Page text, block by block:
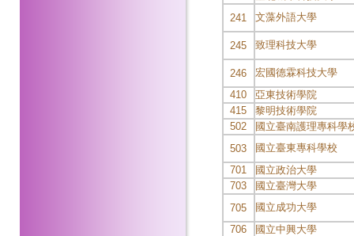
241
文藻外語大學
245 致理科技大學
246
宏國德霖科技大學
410
亞東技術學院
415
黎明技術學院
502
國立臺南護理專科學
503
國立臺東專科學校
701
國立政治大學
703
國立臺灣大學
705
國立成功大學
706
國立中興大學